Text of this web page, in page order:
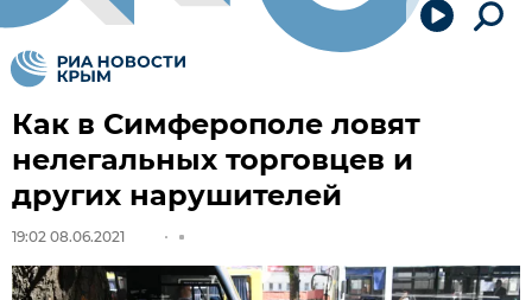
Как в Симферополе ловят
нелегальных торговцев и
других нарушителей
19:02 08.06.2021